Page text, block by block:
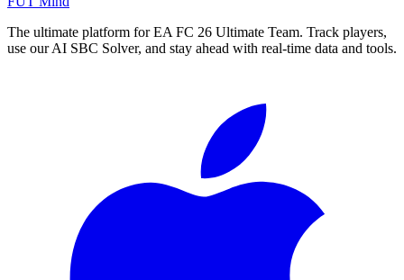
The ultimate platform for EA FC 26 Ultimate Team. Track players,
use our AI SBC Solver, and stay ahead with real-time data and tools.